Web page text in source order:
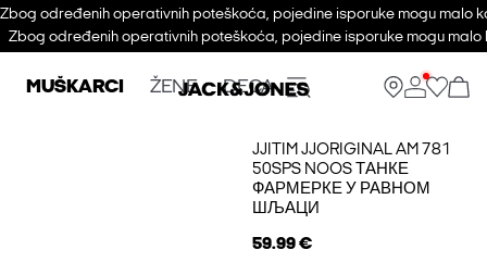
Zbog određenih operativnih poteškoća, pojedine isporuke mogu malo
Zbog određenih operativnih poteškoća, pojedine isporuke mogu
MUŠKARCI ŽENE DECA
JJITIM JJORIGINAL AM 781
50SPS NOOS ТАНКЕ
ФАРМЕРКЕ У РАВНОМ
ШЉАЦИ
59.99 €